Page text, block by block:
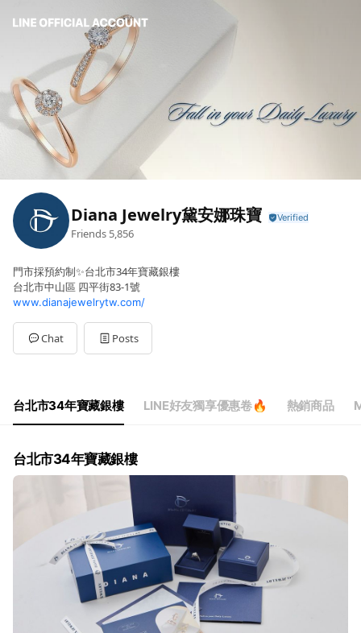
Diana Jewelry黛安娜珠寶
Friends 5,856
門市採預約制✨台北市34年寶藏銀樓
台北市中山區 四平街83-1號
www.dianajewelrytw.com/
Chat Posts
台北市34年寶藏銀樓 LINE好友獨享優惠卷🔥 熱銷商品
台北市34年寶藏銀樓